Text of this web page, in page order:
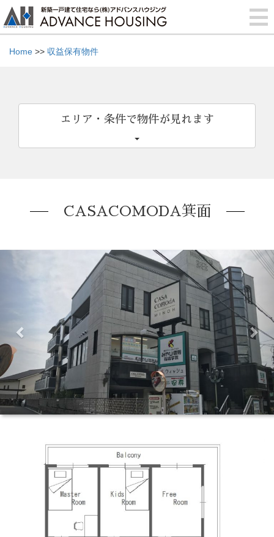
Home >> 収益保有物件
エリア・条件で物件が見れます
CASACOMODA箕面